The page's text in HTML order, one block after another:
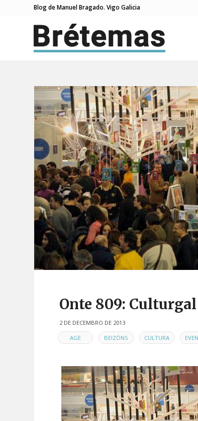
Blog de Manuel Bragado. Vigo Galicia
Onte 809:
2 DE DECEMBRO DE 2013
EN
AGE BEIZÓNS CULTURA